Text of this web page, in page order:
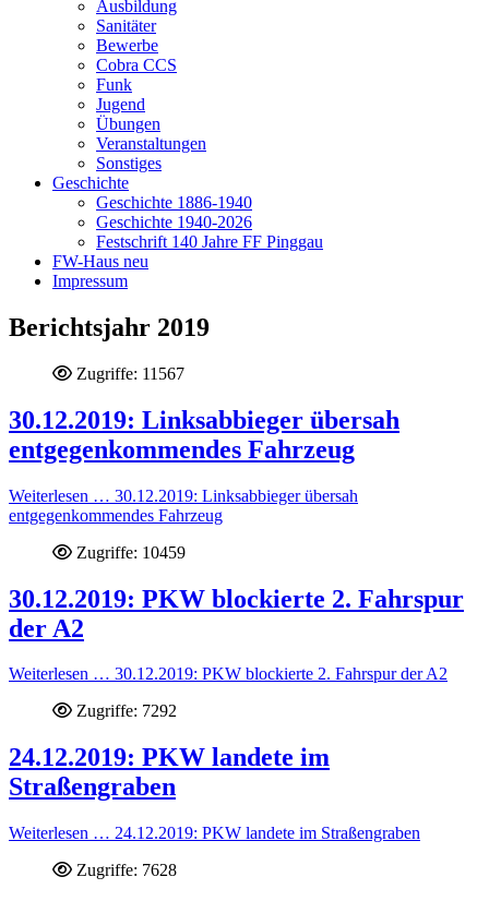
Ausbildung
Sanitäter
Bewerbe
Cobra CCS
Funk
Jugend
Übungen
Veranstaltungen
Sonstiges
Geschichte
Geschichte 1886-1940
Geschichte 1940-2026
Festschrift 140 Jahre FF Pinggau
FW-Haus neu
Impressum
Berichtsjahr 2019
Zugriffe: 11567
30.12.2019: Linksabbieger übersah
entgegenkommendes Fahrzeug
Weiterlesen … 30.12.2019: Linksabbieger übersah
entgegenkommendes Fahrzeug
Zugriffe: 10459
30.12.2019: PKW blockierte 2. Fahrspur
der A2
Weiterlesen … 30.12.2019: PKW blockierte 2. Fahrspur der A2
Zugriffe: 7292
24.12.2019: PKW landete im
Straßengraben
Weiterlesen … 24.12.2019: PKW landete im Straßengraben
Zugriffe: 7628